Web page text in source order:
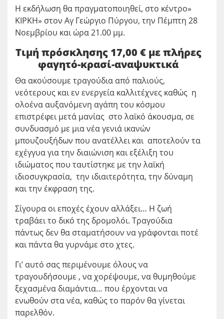
Η εκδήλωση θα πραγματοποιηθεί, στο κέντρο»
ΚΙΡΚΗ» στον Αγ Γεώργιο Πύργου, την Πέμπτη 28
Νοεμβρίου και ώρα 21.00 μμ.
Τιμή πρόσκλησης 17,00 € με πλήρες
φαγητό-κρασί-αναψυκτικά
Θα ακούσουμε τραγούδια από παλιούς,
νεότερους και εν ενεργεία καλλιτέχνες καθώς η
ολοένα αυξανόμενη αγάπη του κόσμου
επιστρέφει μετά μανίας στο λαϊκό άκουσμα, σε
συνδυασμό με μια νέα γενιά ικανών
μπουζουξήδων που ανατέλλει και αποτελούν τα
εχέγγυα για την διαιώνιση και εξέλιξη του
ιδιώματος που ταυτίστηκε με την λαϊκή
ιδιοσυγκρασία, την ιδιαιτερότητα, την δύναμη
και την έκφραση της.
Σίγουρα οι εποχές έχουν αλλάξει… Η ζωή
τραβάει το δικό της δρομολόι. Τραγούδια
πάντως δεν θα σταματήσουν να γράφονται ποτέ
και πάντα θα γυρνάμε στο χτες.
Γι’ αυτό σας περιμένουμε όλους να
τραγουδήσουμε , να χορέψουμε, να θυμηθούμε
ξεχασμένα διαμάντια… που έρχονται να
ενωθούν στα νέα, καθώς το παρόν θα γίνεται
παρελθόν.